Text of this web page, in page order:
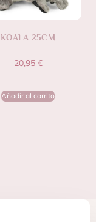
KOALA 25CM
20,95 €
Añadir al carrito